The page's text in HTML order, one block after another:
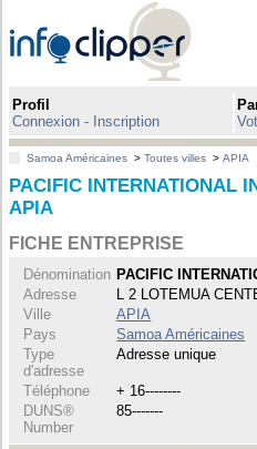
Profil
Connexion - Inscription
Samoa Américaines >Toutes villes >APIA
PACIFIC INTERNATIONAL
APIA
FICHE ENTREPRISE
Dénomination PACIFIC
Adresse
L 2 LOTEMUA
Ville
APIA
Pays
Samoa Américaines
Type
d'adresse
Adresse unique
Téléphone
+ 16--------
DUNS®
Number
85-------